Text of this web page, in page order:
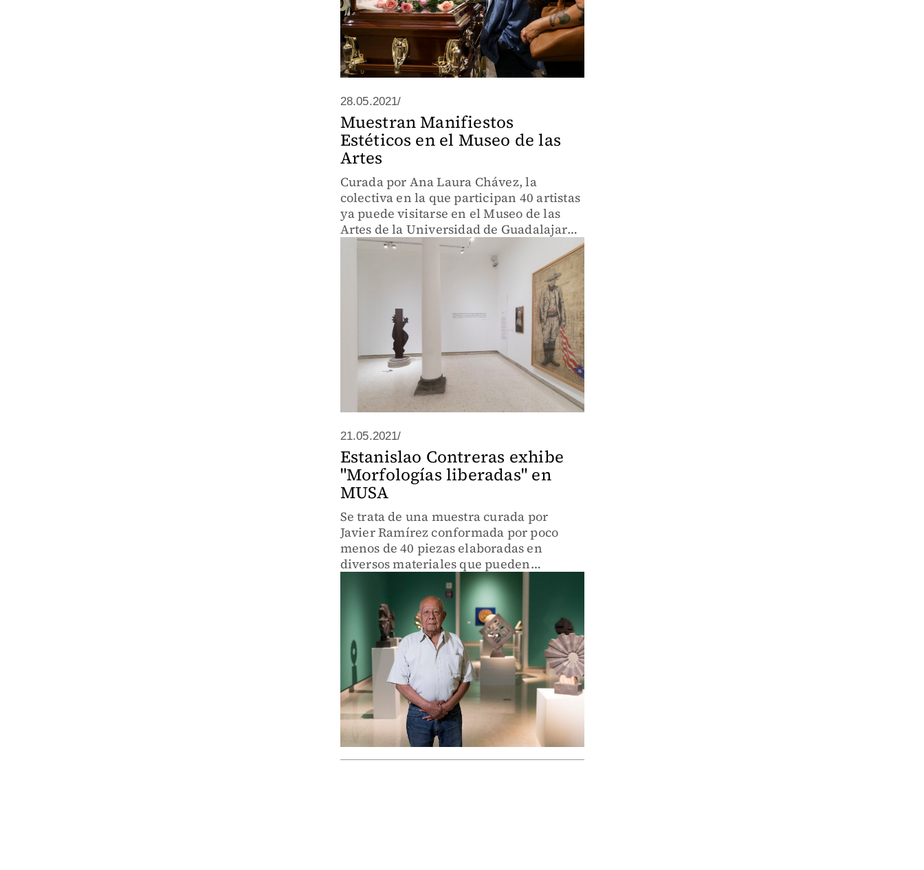
28.05.2021/
Muestran Manifiestos
Estéticos en el Museo de las
Artes
Curada por Ana Laura Chávez, la
colectiva en la que participan 40 artistas
ya puede visitarse en el Museo de las
Artes de la Universidad de Guadalajara
y permanecerá hasta el 22 de agosto
21.05.2021/
Estanislao Contreras exhibe
"Morfologías liberadas" en
MUSA
Se trata de una muestra curada por
Javier Ramírez conformada por poco
menos de 40 piezas elaboradas en
diversos materiales que pueden
apreciarse hasta el 26 de septiembre.